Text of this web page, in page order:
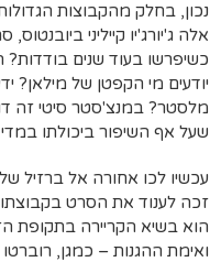
נכון, בחלק מהקבוצות
אלה ג'יורג'יו קייליני
כשיפרשו בעוד שנים
יודעים מי הקפטן של מילאן?
מלסטר? במנצ'סטר סיטי זה
שעל אף השיפור ביכולתו
זכה לענוד את הסרט
הוא בשיא הקריירה בתקופת
ואימת ההגנות – כמגן,